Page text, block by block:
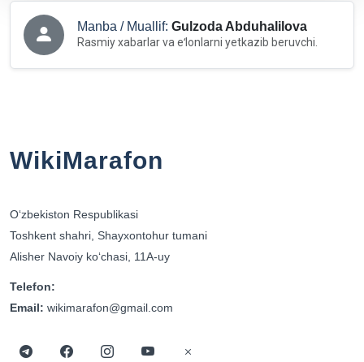
Manba / Muallif: Gulzoda Abduhalilova
Rasmiy xabarlar va eʻlonlarni yetkazib beruvchi.
WikiMarafon
Oʻzbekiston Respublikasi
Toshkent shahri, Shayxontohur tumani
Alisher Navoiy koʻchasi, 11A-uy
Telefon:
Email: wikimarafon@gmail.com